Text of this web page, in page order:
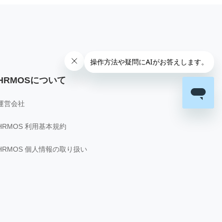
について
営会社
利用基本規約
個人情報の取り扱い